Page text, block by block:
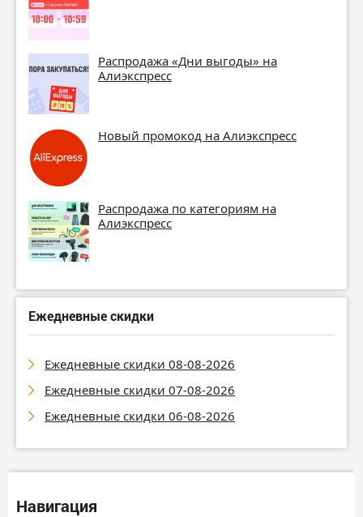
Распродажа «Дни выгоды» на
Алиэкспресс
Новый промокод на Алиэкспресс
Распродажа по категориям на
Алиэкспресс
Ежедневные скидки
Ежедневные скидки 08-08-2026
Ежедневные скидки 07-08-2026
Ежедневные скидки 06-08-2026
Навигация